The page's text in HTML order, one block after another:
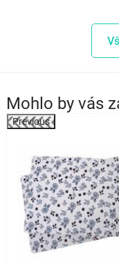
Mohlo by vás
Previous